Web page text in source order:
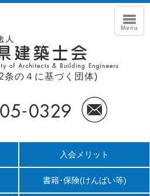
条の４に基づく団体)
入会メリット
書籍･保険(けんばい等)